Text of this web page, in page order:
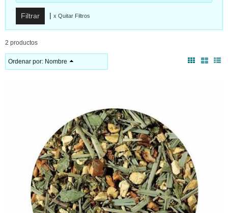
| x Quitar Filtros
2 productos
Ordenar por: Nombre